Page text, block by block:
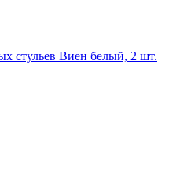
стульев Виен белый, 2 шт.